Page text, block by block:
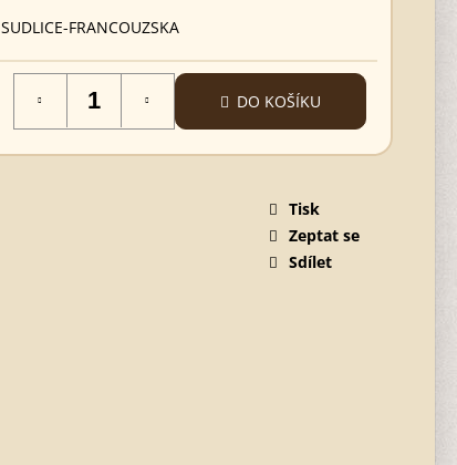
SUDLICE-FRANCOUZSKA
DO KOŠÍKU
Tisk
Zeptat se
Sdílet